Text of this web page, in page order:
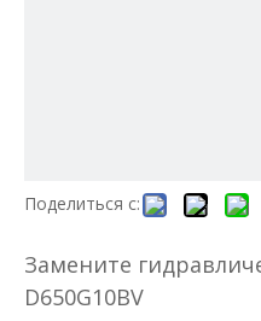
Поделиться с:
Замените
D650G10BV